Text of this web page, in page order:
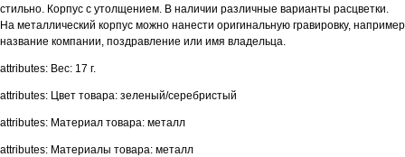
стильно. Корпус с утолщением. В наличии различные варианты расцветки.
На металлический корпус можно нанести оригинальную гравировку, например
название компании, поздравление или имя владельца.
attributes: Вес: 17 г.
attributes: Цвет товара: зеленый/серебристый
attributes: Материал товара: металл
attributes: Материалы товара: металл